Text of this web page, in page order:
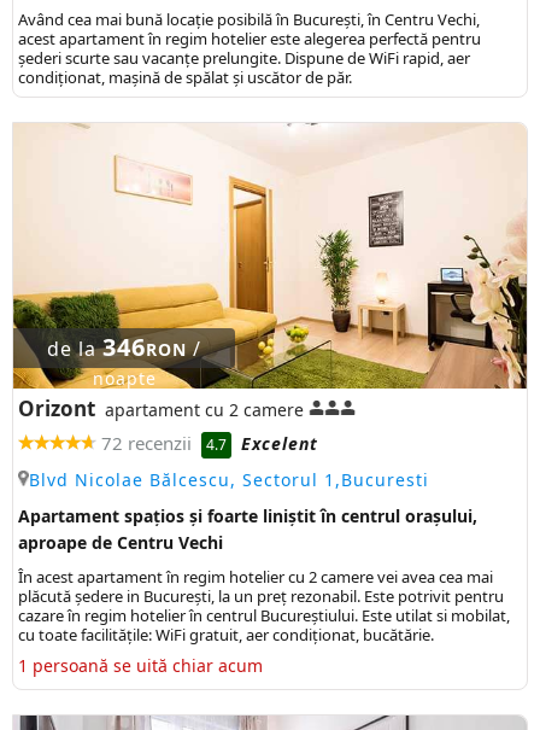
Având cea mai bună locaţie posibilă în Bucureşti, în Centru Vechi,
acest apartament în regim hotelier este alegerea perfectă pentru
șederi scurte sau vacanţe prelungite. Dispune de WiFi rapid, aer
condiționat, mașină de spălat și uscător de păr.
de la346RON/
noapte
Orizont apartament cu 2 camere
72 recenzii 4.7
Excelent
Blvd Nicolae Bălcescu, Sectorul 1,Bucuresti
Apartament spațios și foarte liniștit în centrul orașului,
aproape de Centru Vechi
În acest apartament în regim hotelier cu 2 camere vei avea cea mai
plăcută ședere in București, la un preț rezonabil. Este potrivit pentru
cazare în regim hotelier în centrul Bucureștiului. Este utilat si mobilat,
cu toate facilitățile: WiFi gratuit, aer condiționat, bucătărie.
1 persoană se uită chiar acum